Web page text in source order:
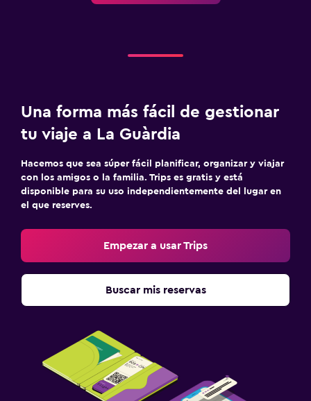
Una forma más fácil de gestionar
tu viaje a La Guàrdia
Hacemos que sea súper fácil planificar, organizar y viajar
con los amigos o la familia. Trips es gratis y está
disponible para su uso independientemente del lugar en
el que reserves.
Empezar a usar Trips
Buscar mis reservas